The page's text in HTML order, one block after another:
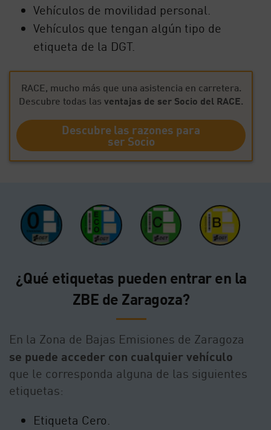
Vehículos de movilidad personal.
Vehículos que tengan algún tipo de
etiqueta de la DGT.
RACE, mucho más que una asistencia en carretera.
Descubre todas las ventajas de ser Socio del RACE.
Descubre las razones para
ser Socio
¿Qué etiquetas pueden entrar en la
ZBE de Zaragoza?
En la Zona de Bajas Emisiones de Zaragoza
se puede acceder con cualquier vehículo
que le corresponda alguna de las siguientes
etiquetas:
Etiqueta Cero.